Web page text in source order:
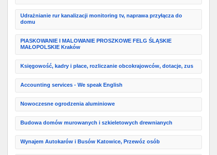
Udrażnianie rur kanalizacji monitoring tv, naprawa przyłącza do
domu
PIASKOWANIE I MALOWANIE PROSZKOWE FELG ŚLĄSKIE
MAŁOPOLSKIE Kraków
Księgowość, kadry i płace, rozliczanie obcokrajowców, dotacje, zus
Accounting services - We speak English
Nowoczesne ogrodzenia aluminiowe
Budowa domów murowanych i szkieletowych drewnianych
Wynajem Autokarów i Busów Katowice, Przewóz osób